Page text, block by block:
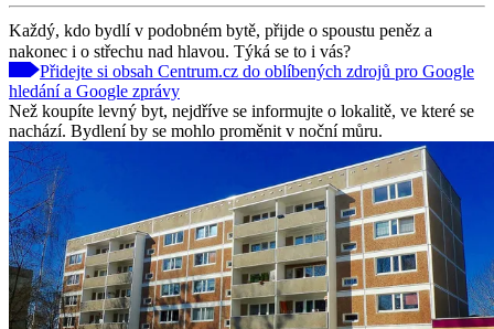
Každý, kdo bydlí v podobném bytě, přijde o spoustu peněz a
nakonec i o střechu nad hlavou. Týká se to i vás?
Přidejte si obsah Centrum.cz do oblíbených zdrojů pro Google
hledání a Google zprávy
Než koupíte levný byt, nejdříve se informujte o lokalitě, ve které se
nachází. Bydlení by se mohlo proměnit v noční můru.